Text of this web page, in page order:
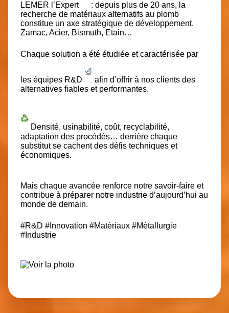
LEMER l’Expert
: depuis plus de 20 ans, la
recherche de matériaux alternatifs au plomb
constitue un axe stratégique de développement.
Zamac, Acier, Bismuth, Etain…
Chaque solution a été étudiée et caractérisée par
les équipes R&D
afin d’offrir à nos clients des
alternatives fiables et performantes.
Densité, usinabilité, coût, recyclabilité,
adaptation des procédés… derrière chaque
substitut se cachent des défis techniques et
économiques.
Mais chaque avancée renforce notre savoir-faire et
contribue à préparer notre industrie d’aujourd’hui au
monde de demain.
#R&D #Innovation #Matériaux #Métallurgie
#Industrie